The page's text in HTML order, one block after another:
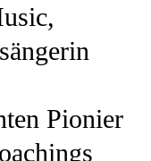
Pionier